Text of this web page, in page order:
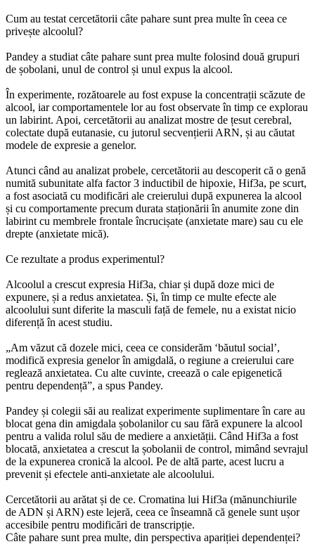
Cum au testat cercetătorii câte pahare sunt prea multe în ceea ce
privește alcoolul?
Pandey a studiat câte pahare sunt prea multe folosind două grupuri
de șobolani, unul de control și unul expus la alcool.
În experimente, rozătoarele au fost expuse la concentrații scăzute de
alcool, iar comportamentele lor au fost observate în timp ce explorau
un labirint. Apoi, cercetătorii au analizat mostre de țesut cerebral,
colectate după eutanasie, cu jutorul secvențierii ARN, și au căutat
modele de expresie a genelor.
Atunci când au analizat probele, cercetătorii au descoperit că o genă
numită subunitate alfa factor 3 inductibil de hipoxie, Hif3a, pe scurt,
a fost asociată cu modificări ale creierului după expunerea la alcool
și cu comportamente precum durata staționării în anumite zone din
labirint cu membrele frontale încrucișate (anxietate mare) sau cu ele
drepte (anxietate mică).
Ce rezultate a produs experimentul?
Alcoolul a crescut expresia Hif3a, chiar și după doze mici de
expunere, și a redus anxietatea. Și, în timp ce multe efecte ale
alcoolului sunt diferite la masculi față de femele, nu a existat nicio
diferență în acest studiu.
„Am văzut că dozele mici, ceea ce considerăm ‘băutul social’,
modifică expresia genelor în amigdală, o regiune a creierului care
reglează anxietatea. Cu alte cuvinte, creează o cale epigenetică
pentru dependență”, a spus Pandey.
Pandey și colegii săi au realizat experimente suplimentare în care au
blocat gena din amigdala șobolanilor cu sau fără expunere la alcool
pentru a valida rolul său de mediere a anxietății. Când Hif3a a fost
blocată, anxietatea a crescut la șobolanii de control, mimând sevrajul
de la expunerea cronică la alcool. Pe de altă parte, acest lucru a
prevenit și efectele anti-anxietate ale alcoolului.
Cercetătorii au arătat și de ce. Cromatina lui Hif3a (mănunchiurile
de ADN și ARN) este lejeră, ceea ce înseamnă că genele sunt ușor
accesibile pentru modificări de transcripție.
Câte pahare sunt prea multe, din perspectiva apariției dependenței?